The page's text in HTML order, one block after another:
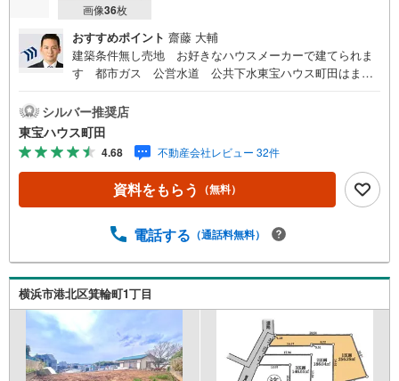
画像36枚
おすすめポイント 齋藤 大輔
建築条件無し売地 お好きなハウスメーカーで建てられま
す 都市ガス 公営水道 公共下水東宝ハウス町田はま
お客様のお話をきちんとお聞きし、しっかり話し合う
「心」のコミュニケーションが大切になります。だからこ
そ、それぞれのお客様にベストな「住まい」をご提案をす
ることができるのです。インターネット予約で当日見学が
可能！（1）［室内・現地を見学する］をクリック（2）本
日～4日以内をご希望の方は「ご要望・ご質問欄」に希望日
間期の売買仲介実績において、全国第9位の売買仲介実績で
てこれからも楽しく素敵なお家探しをお約束します。お家
探しを始めてみようと思われたらまずは、お気軽に東宝ハ
ウス町田に相談してみませんか？スタッフ一同お客様のお
問合せをお待ちしております。
シルバー推奨店
東宝ハウス町田
4.68 不動産会社レビュー 32件
資料をもらう （無料）
電話する （通話料無料）
横浜市港北区箕輪町1丁目